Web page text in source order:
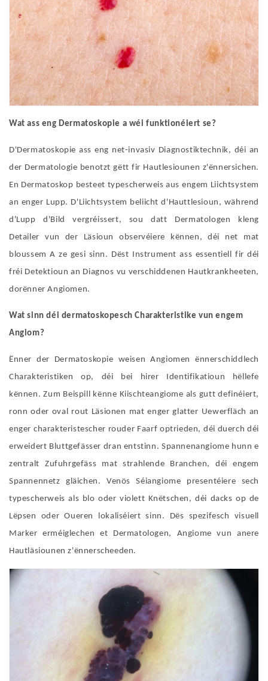
Wat ass eng Dermatoskopie a wéi funktionéiert se?
D'Dermatoskopie ass eng net-invasiv Diagnostiktechnik, déi an
der Dermatologie benotzt gëtt fir Hautlesiounen z'ënnersichen.
En Dermatoskop besteet typescherweis aus engem Liichtsystem
an enger Lupp. D'Liichtsystem beliicht d'Hauttlesioun, während
d'Lupp d'Bild vergréissert, sou datt Dermatologen kleng
Detailer vun der Läsioun observéiere kënnen, déi net mat
bloussem A ze gesi sinn. Dëst Instrument ass essentiell fir déi
fréi Detektioun an Diagnos vu verschiddenen Hautkrankheeten,
dorënner Angiomen.
Wat sinn déi dermatoskopesch Charakteristike vun engem
Angiom?
Ënner der Dermatoskopie weisen Angiomen ënnerschiddlech
Charakteristiken op, déi bei hirer Identifikatioun hëllefe
kënnen. Zum Beispill kënne Kiischteangiome als gutt definéiert,
ronn oder oval rout Läsionen mat enger glatter Uewerfläch an
enger charakteristescher rouder Faarf optrieden, déi duerch déi
erweidert Bluttgefässer dran entstinn. Spannenangiome hunn e
zentralt Zufuhrgefäss mat strahlende Branchen, déi engem
Spannennetz gläichen. Venös Séiangiome presentéiere sech
typescherweis als blo oder violett Knëtschen, déi dacks op de
Lëpsen oder Oueren lokaliséiert sinn. Dës spezifesch visuell
Marker erméiglechen et Dermatologen, Angiome vun anere
Hautläsiounen z'ënnerscheeden.